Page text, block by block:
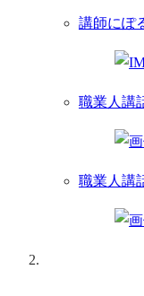
講師にぽ
職業人講
職業人講